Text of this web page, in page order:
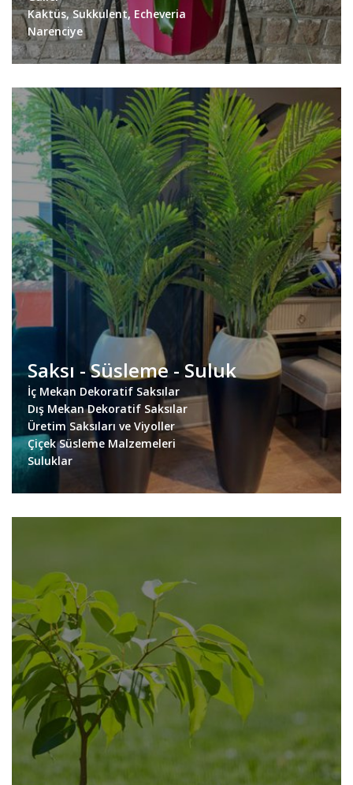
Kaktüs, Sukkulent, Echeveria
Narenciye
Saksı - Süsleme - Suluk
İç Mekan Dekoratif Saksılar
Dış Mekan Dekoratif Saksılar
Üretim Saksıları ve Viyoller
Çiçek Süsleme Malzemeleri
Suluklar